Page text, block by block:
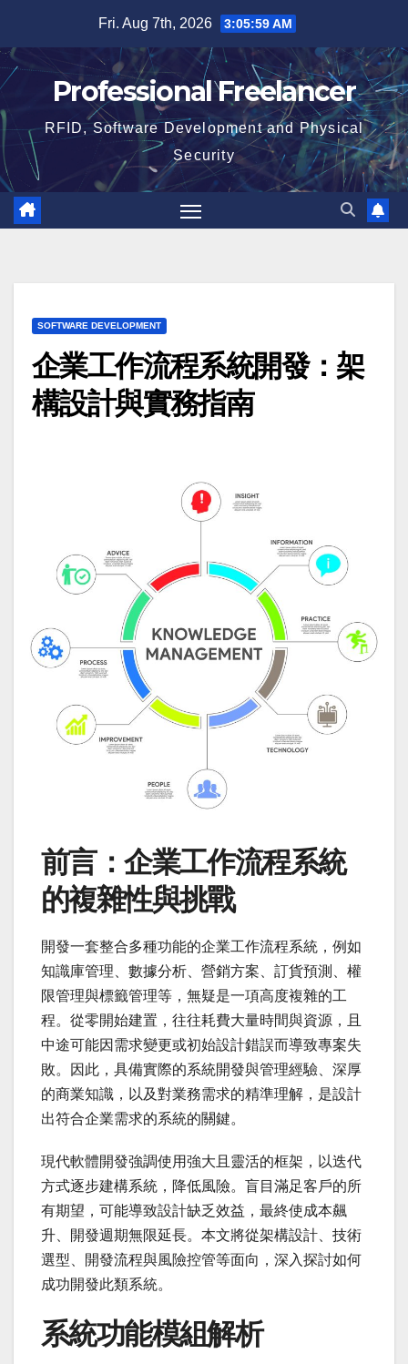
content
Fri. Aug 7th, 2026 3:06:00 AM
Professional Freelancer
RFID, Software Development and Physical
Security
SOFTWARE DEVELOPMENT
企業工作流程系統開發：架
構設計與實務指南
前言：企業工作流程系統
的複雜性與挑戰
開發一套整合多種功能的企業工作流程系統，例如
知識庫管理、數據分析、營銷方案、訂貨預測、權
限管理與標籤管理等，無疑是一項高度複雜的工
程。從零開始建置，往往耗費大量時間與資源，且
中途可能因需求變更或初始設計錯誤而導致專案失
敗。因此，具備實際的系統開發與管理經驗、深厚
的商業知識，以及對業務需求的精準理解，是設計
出符合企業需求的系統的關鍵。
現代軟體開發強調使用強大且靈活的框架，以迭代
方式逐步建構系統，降低風險。盲目滿足客戶的所
有期望，可能導致設計缺乏效益，最終使成本飆
升、開發週期無限延長。本文將從架構設計、技術
選型、開發流程與風險控管等面向，深入探討如何
成功開發此類系統。
系統功能模組解析